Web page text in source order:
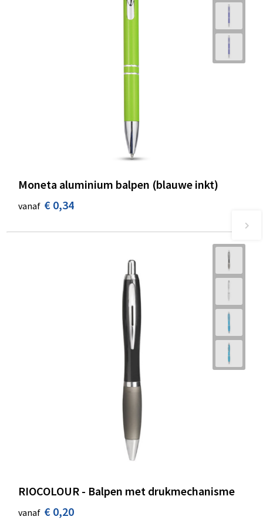
Moneta aluminium balpen (blauwe inkt)
vanaf € 0,34
RIOCOLOUR - Balpen met drukmechanisme
vanaf € 0,20